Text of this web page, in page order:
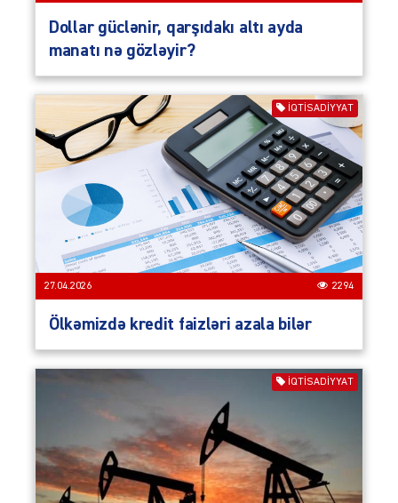
Dollar güclənir, qarşıdakı altı ayda
manatı nə gözləyir?
İQTISADIYYAT
27.04.2026 2294
Ölkəmizdə kredit faizləri azala bilər
İQTISADIYYAT